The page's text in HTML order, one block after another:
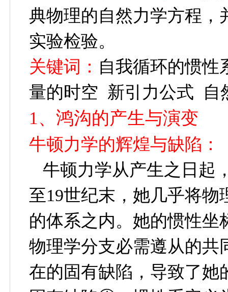
典物理的自然力学方程，
实验检验。
关键词： 自我循环的惯性
量的时空 新引力公式 自
1、鸿沟的产生与演变
牛顿力学的辉煌与缺陷：
牛顿力学从产生之日起
至19世纪末，她几乎将物
的体系之内。她的惯性坐
物理学分支必需遵从的共
在的固有缺陷，导致了她